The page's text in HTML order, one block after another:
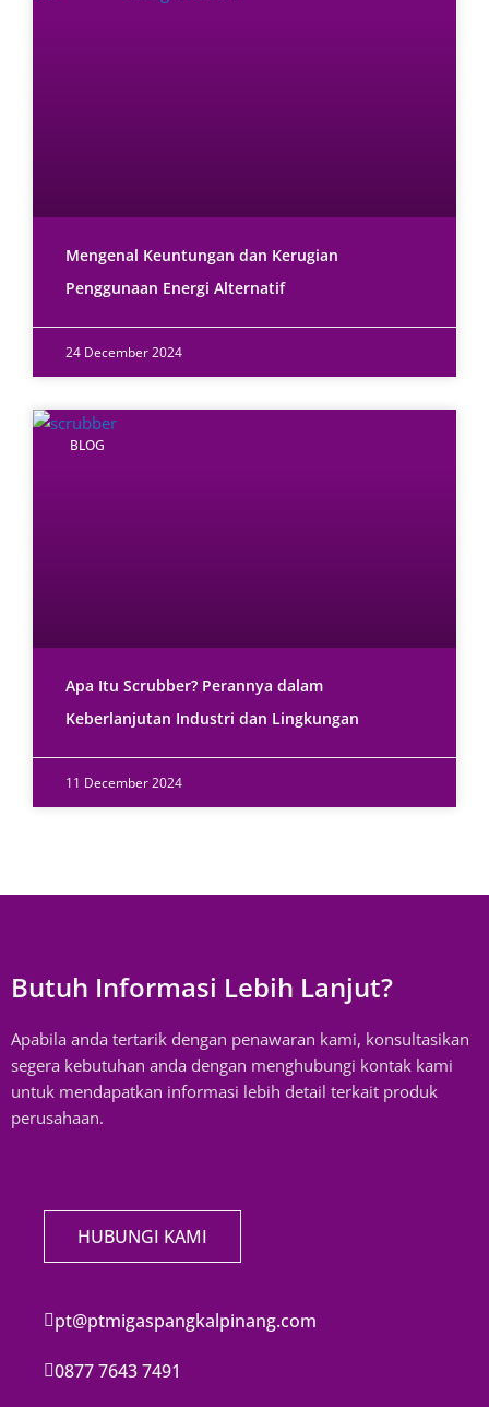
Mengenal Keuntungan dan Kerugian
Penggunaan Energi Alternatif
24 December 2024
BLOG
Apa Itu Scrubber? Perannya dalam
Keberlanjutan Industri dan Lingkungan
11 December 2024
Butuh Informasi Lebih Lanjut?
Apabila anda tertarik dengan penawaran kami, konsultasikan
segera kebutuhan anda dengan menghubungi kontak kami
untuk mendapatkan informasi lebih detail terkait produk
perusahaan.
HUBUNGI KAMI
pt@ptmigaspangkalpinang.com
0877 7643 7491